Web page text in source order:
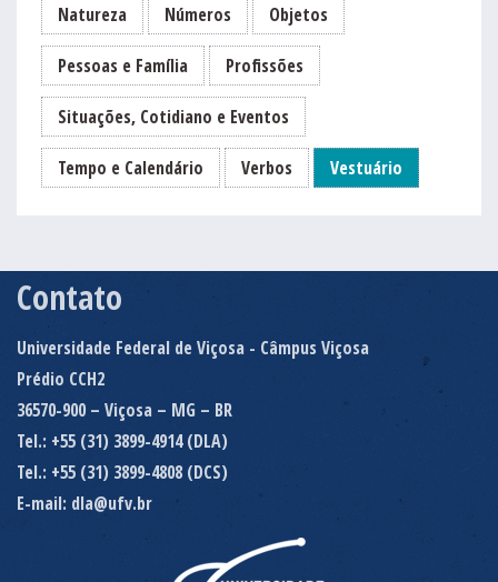
Natureza Números Objetos
Pessoas e Família Profissões
Situações, Cotidiano e Eventos
Tempo e Calendário Verbos Vestuário
Contato
Universidade Federal de Viçosa - Câmpus Viçosa
Prédio CCH2
36570-900 – Viçosa – MG – BR
Tel.: +55 (31) 3899-4914 (DLA)
Tel.: +55 (31) 3899-4808 (DCS)
E-mail: dla@ufv.br